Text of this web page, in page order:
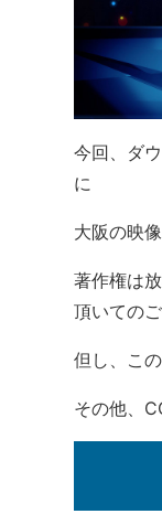
今回、ダ
に
大阪の映
著作権は
頂いての
但し、こ
その他、